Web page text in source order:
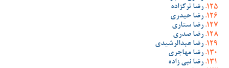
رضا ترکزاده
رضا حیدری
رضا ستاری
رضا صدری
رضا عبدالرشیدی
رضا مهاجری
رضا نبی زاده